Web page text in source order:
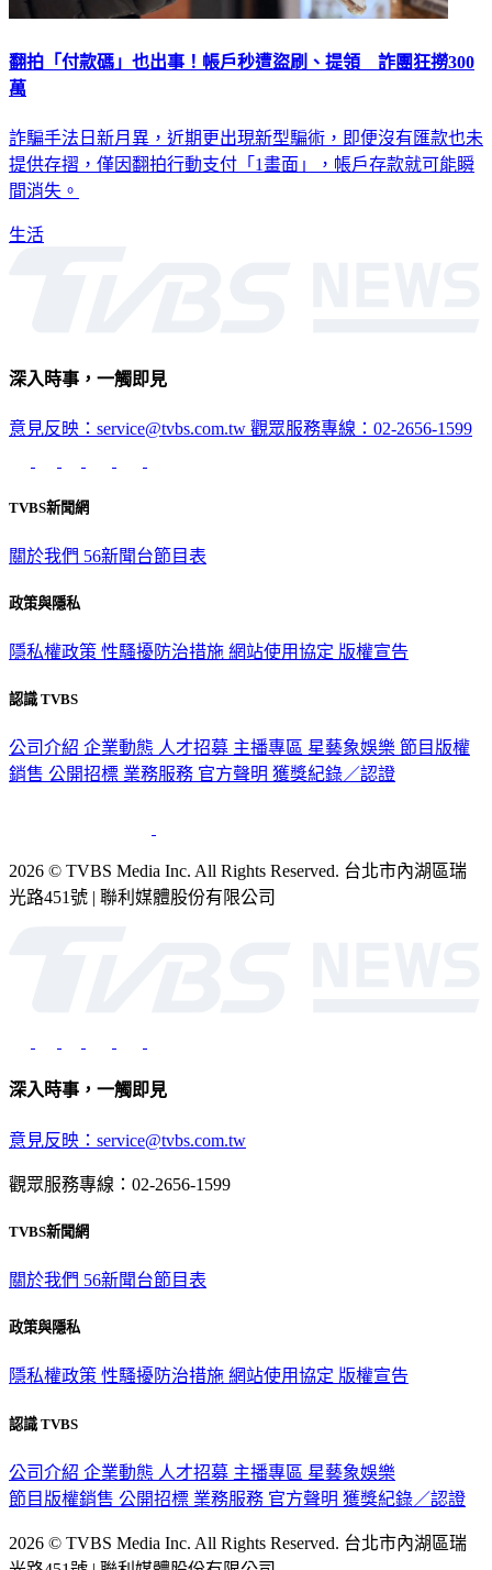
翻拍「付款碼」也出事！帳戶秒遭盜刷、提領 詐團狂撈300
萬
詐騙手法日新月異，近期更出現新型騙術，即便沒有匯款也未
提供存摺，僅因翻拍行動支付「1畫面」，帳戶存款就可能瞬
間消失。
生活
深入時事，一觸即見
意見反映：service@tvbs.com.tw 觀眾服務專線：02-2656-1599
TVBS新聞網
關於我們 56新聞台節目表
政策與隱私
隱私權政策 性騷擾防治措施 網站使用協定 版權宣告
認識 TVBS
公司介紹 企業動態 人才招募 主播專區 星藝象娛樂 節目版權
銷售 公開招標 業務服務 官方聲明 獲獎紀錄／認證
2026 © TVBS Media Inc. All Rights Reserved. 台北市內湖區瑞
光路451號 | 聯利媒體股份有限公司
深入時事，一觸即見
意見反映：service@tvbs.com.tw
觀眾服務專線：02-2656-1599
TVBS新聞網
關於我們 56新聞台節目表
政策與隱私
隱私權政策 性騷擾防治措施 網站使用協定 版權宣告
認識 TVBS
公司介紹 企業動態 人才招募 主播專區 星藝象娛樂
節目版權銷售 公開招標 業務服務 官方聲明 獲獎紀錄／認證
2026 © TVBS Media Inc. All Rights Reserved. 台北市內湖區瑞